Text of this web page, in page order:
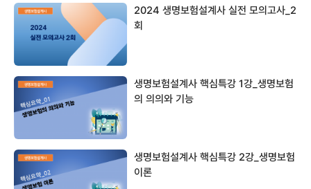
2024 생명보험설계사 실전 모의고사_2
회
생명보험설계사 핵심특강 1강_생명보험
의 의의와 기능
생명보험설계사 핵심특강 2강_생명보험
이론